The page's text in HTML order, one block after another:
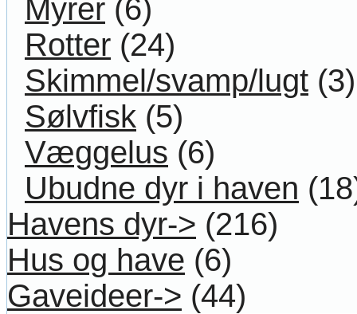
Myrer (6)
Rotter (24)
Skimmel/svamp/lugt (3)
Sølvfisk (5)
Væggelus (6)
Ubudne dyr i haven
Havens dyr-> (216)
Hus og have (6)
Gaveideer-> (44)